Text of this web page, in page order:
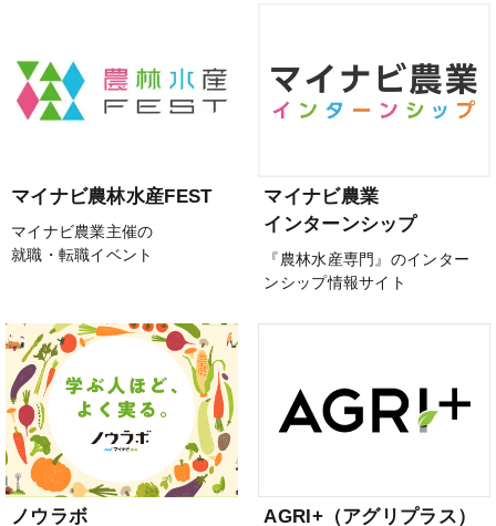
マイナビ農林水産FEST
マイナビ農業主催の
就職・転職イベント
マイナビ農業
インターンシップ
『農林水産専門』のインター
ンシップ情報サイト
ノウラボ AGRI+（アグリプラス）